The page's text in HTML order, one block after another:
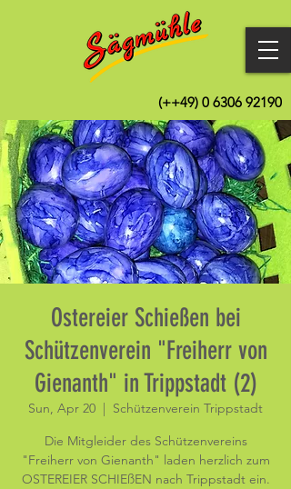
(++49) 0 6306 92190
Ostereier Schießen bei
Schützenverein "Freiherr von
Gienanth" in Trippstadt (2)
Sun, Apr 20
  |
Schützenverein Trippstadt
Die Mitgleider des Schützenvereins
"Freiherr von Gienanth" laden herzlich zum
OSTEREIER SCHIEßEN nach Trippstadt ein.